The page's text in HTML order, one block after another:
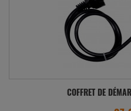
COFFRET DE